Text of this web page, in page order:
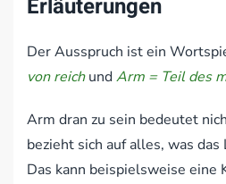
Erläuterungen
Der Ausspruch ist ein
von reichundArm = Teil des
Arm dran zu sein bedeutet
bezieht sich auf alles, was
Das kann beispielsweise eine